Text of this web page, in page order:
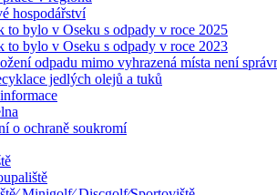
hospodářství
to bylo v Oseku s odpady v roce 2025
to bylo v Oseku s odpady v roce 2023
odpadu mimo vyhrazená místa není
jedlých olejů a tuků
o ochraně soukromí